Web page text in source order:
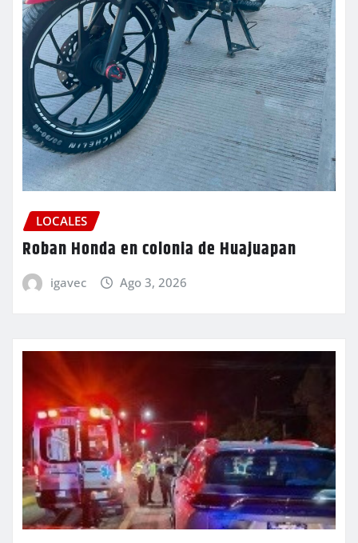
LOCALES
Roban Honda en colonia de Huajuapan
igavec Ago 3, 2026